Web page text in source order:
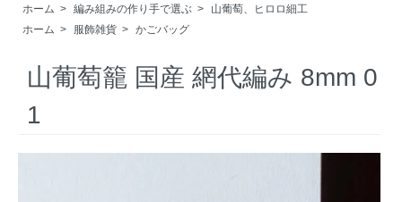
ホーム > 編み組みの作り手で選ぶ >
山葡萄、ヒロロ細工
ホーム > 服飾雑貨 > かごバッグ
山葡萄籠 国産 網代編み 8mm 0
1